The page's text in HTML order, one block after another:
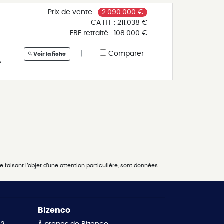
Prix de vente : 2.090.000 €
CA HT :211.038 €
EBE retraité :108.000 €
Voir la fiche Comparer
l’objet d’une attention particulière, sont données
Bizenco